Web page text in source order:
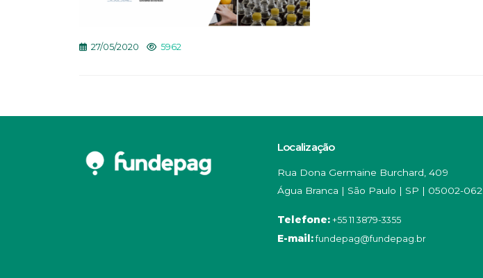
27/05/2020 5962
Localização
Rua Dona Germaine Burchard, 409
Água Branca | São Paulo | SP | 05002-062
Telefone: +55 11 3879-3355
E-mail:fundepag@fundepag.br